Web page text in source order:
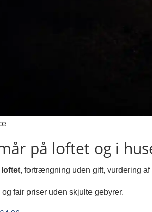
på loftet og i
loftet, fortrængning uden gift, vurdering
fair priser uden skjulte gebyrer.